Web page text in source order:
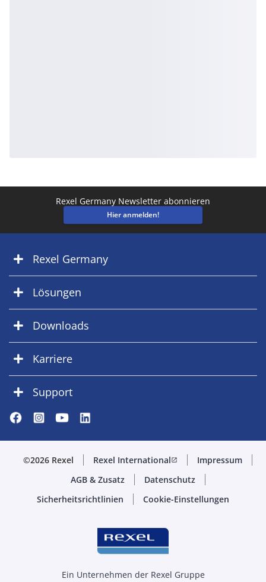
Rexel Germany Newsletter abonnieren
Hier anmelden!
Rexel Germany
Lösungen
Downloads
Karriere
Support
©2026 Rexel Rexel Internationalopen_in_new
Impressum
AGB & Zusatz
Datenschutz
Sicherheitsrichtlinien
Cookie-Einstellungen
Ein Unternehmen der Rexel Gruppe